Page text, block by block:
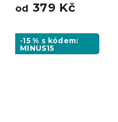
od 379 Kč
-15 % s kódem:
MINUS15